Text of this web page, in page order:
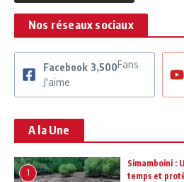
Nos réseaux sociaux
Facebook 3,500Fans
J'aime
A la Une
1
Simamboini :
temps et